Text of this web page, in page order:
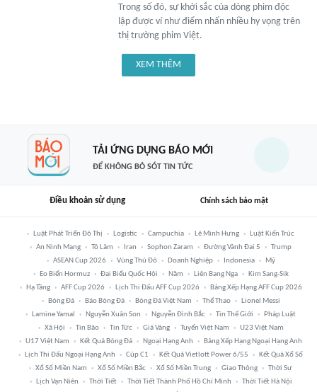
Trong số đó, sự khởi sắc của dòng phim độc
lập được ví như điểm nhấn nhiều hy vọng trên
thị trường phim Việt.
XEM THÊM
TẢI ỨNG DỤNG BÁO MỚI
ĐỂ KHÔNG BỎ SÓT TIN TỨC
Điều khoản sử dụng Chính sách bảo mật
Luật Phát Triển Đô Thị Logistic Campuchia Lê Minh Hưng
Luật Kiến Trúc
An Ninh Mạng
Tô Lâm Iran Sophon Zaram Đường Vành Đai 5
Trump
ASEAN Cup 2026
Vùng Thủ Đô Doanh Nghiệp Indonesia
Mỹ
Eo Biển Hormuz
Đại Biểu Quốc Hội Năm Liên Bang Nga
Kim Sang-Sik
Hạ Tầng
AFF Cup 2026 Lịch Thi Đấu AFF Cup 2026
Bảng Xếp Hạng AFF Cup 2026
Bóng Đá
Báo Bóng Đá Bóng Đá Việt Nam Thể Thao
Lionel Messi
Lamine Yamal
Nguyễn Xuân Son Nguyễn Đình Bắc Tin Thế Giới
Pháp Luật
Xã Hội
Tin Bão Tin Tức Giá Vàng Tuyển Việt Nam
U23 Việt Nam
U17 Việt Nam
Kết Quả Bóng Đá Ngoại Hạng Anh
Bảng Xếp Hạng Ngoại Hạng Anh
Lịch Thi Đấu Ngoại Hạng Anh
Cúp C1 Kết Quả Vietlott Power 6/55
Kết Quả Xổ Số
Xổ Số Miền Nam
Xổ Số Miền Bắc Xổ Số Miền Trung Giao Thông
Thời Sự
Lịch Vạn Niên
Thời Tiết Thời Tiết Thành Phố Hồ Chí Minh
Thời Tiết Hà Nội